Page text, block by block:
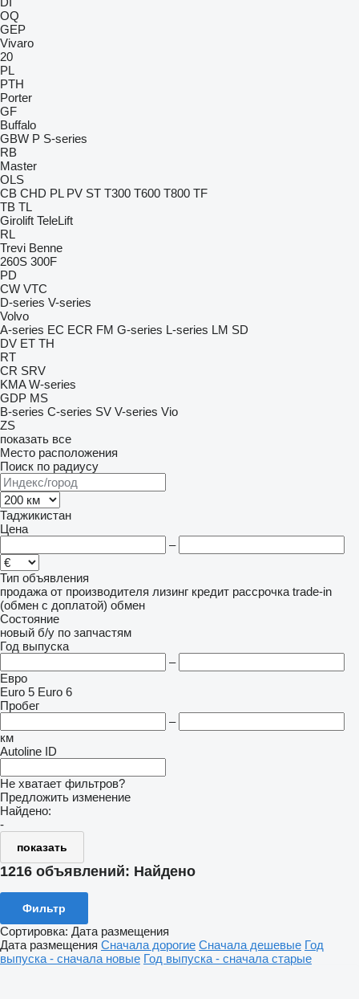
OQ
GEP
Vivaro
20
PL
PTH
Porter
GF
Buffalo
GBW P S-series
RB
Master
OLS
CB CHD PL PV ST T300 T600 T800 TF
TB TL
Girolift TeleLift
RL
Trevi Benne
260S 300F
PD
CW VTC
D-series V-series
Volvo
A-series EC ECR FM G-series L-series LM SD
DV ET TH
RT
CR SRV
KMA W-series
GDP MS
B-series C-series SV V-series Vio
ZS
показать все
Место расположения
Поиск по радиусу
Таджикистан
Цена
–
Тип объявления
продажа от производителя лизинг кредит рассрочка trade-in
(обмен с доплатой) обмен
Состояние
новый б/у по запчастям
Год выпуска
–
Евро
Euro 5 Euro 6
Пробег
–
км
Autoline ID
Не хватает фильтров?
Предложить изменение
Найдено:
-
показать
1216 объявлений: Найдено
Фильтр
Сортировка: Дата размещения
Дата размещения Сначала дорогие Сначала дешевые Год
выпуска - сначала новые Год выпуска - сначала старые